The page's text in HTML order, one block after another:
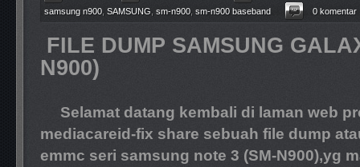
samsung n900 SAMSUNG sm-n900 sm-n900 baseband 0 komentar
FILE DUMP SAMSUNG
N900)
Selamat datang kembali di laman web
mediacareid-fix share sebuah file dump
emmc seri samsung note 3 (SM-N900),yg